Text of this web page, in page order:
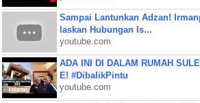
Sampai Lantunkan Adzan!
laskan Hubungan Is...
youtube.com
ADA INI DI DALAM RUMAH
E! #DibalikPintu
youtube.com